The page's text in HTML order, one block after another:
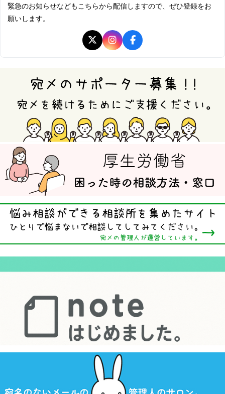
緊急のお知らせなどもこちらから配信しますので、ぜひ登録をお
願いします。